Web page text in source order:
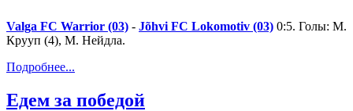
Valga FC Warrior (03) - Jõhvi FC Lokomotiv (03) 0:5. Голы: М.
Крууп (4), М. Нейдла.
Подробнее...
Едем за победой